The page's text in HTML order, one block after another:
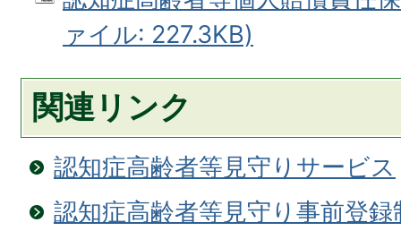
ァイル: 227.3KB)
関連リンク
認知症高齢者等見守りサービス
認知症高齢者等見守り事前登録